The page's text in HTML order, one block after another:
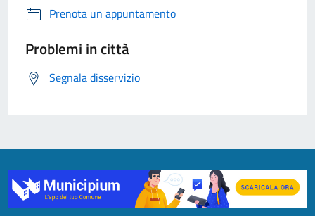
Prenota un appuntamento
Problemi in città
Segnala disservizio